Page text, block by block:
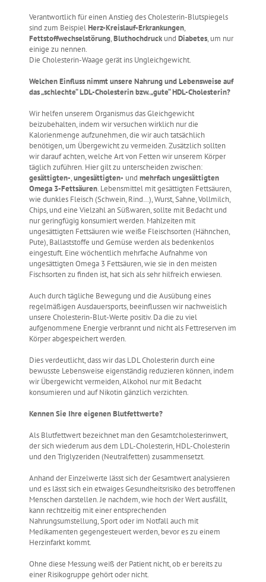
Verantwortlich für einen Anstieg des Cholesterin-Blutspiegels
sind zum BeispielHerz-Kreislauf-Erkrankungen,
Fettstoffwechselstörung,Bluthochdruckund Diabetes, um nur
einige zu nennen.
Die Cholesterin-Waage gerät ins Ungleichgewicht.
Welchen Einfluss nimmt unsere Nahrung und Lebensweise auf
das „schlechte“ LDL-Cholesterin bzw. „gute“ HDL-Cholesterin?
Wir helfen unserem Organismus das Gleichgewicht
beizubehalten, indem wir versuchen wirklich nur die
Kalorienmenge aufzunehmen, die wir auch tatsächlich
benötigen, um Übergewicht zu vermeiden. Zusätzlich sollten
wir darauf achten, welche Art von Fetten wir unserem Körper
täglich zuführen. Hier gilt zu unterscheiden zwischen:
gesättigten-,ungesättigten- und mehrfach ungesättigten
Omega 3-Fettsäuren. Lebensmittel mit gesättigten Fettsäuren,
wie dunkles Fleisch (Schwein, Rind…), Wurst, Sahne, Vollmilch,
Chips, und eine Vielzahl an Süßwaren, sollte mit Bedacht und
nur geringfügig konsumiert werden. Mahlzeiten mit
ungesättigten Fettsäuren wie weiße Fleischsorten (Hähnchen,
Pute), Ballaststoffe und Gemüse werden als bedenkenlos
eingestuft. Eine wöchentlich mehrfache Aufnahme von
ungesättigten Omega 3 Fettsäuren, wie sie in den meisten
Fischsorten zu finden ist, hat sich als sehr hilfreich erwiesen.
Auch durch tägliche Bewegung und die Ausübung eines
regelmäßigen Ausdauersports, beeinflussen wir nachweislich
unsere Cholesterin-Blut-Werte positiv. Da die zu viel
aufgenommene Energie verbrannt und nicht als Fettreserven im
Körper abgespeichert werden.
Dies verdeutlicht, dass wir das LDL Cholesterin durch eine
bewusste Lebensweise eigenständig reduzieren können, indem
wir Übergewicht vermeiden, Alkohol nur mit Bedacht
konsumieren und auf Nikotin gänzlich verzichten.
Kennen Sie Ihre eigenen Blutfettwerte?
Als Blutfettwert bezeichnet man den Gesamtcholesterinwert,
der sich wiederum aus dem LDL-Cholesterin, HDL-Cholesterin
und den Triglyzeriden (Neutralfetten) zusammensetzt.
Anhand der Einzelwerte lässt sich der Gesamtwert analysieren
und es lässt sich ein etwaiges Gesundheitsrisiko des betroffenen
Menschen darstellen. Je nachdem, wie hoch der Wert ausfällt,
kann rechtzeitig mit einer entsprechenden
Nahrungsumstellung, Sport oder im Notfall auch mit
Medikamenten gegengesteuert werden, bevor es zu einem
Herzinfarkt kommt.
Ohne diese Messung weiß der Patient nicht, ob er bereits zu
einer Risikogruppe gehört oder nicht.